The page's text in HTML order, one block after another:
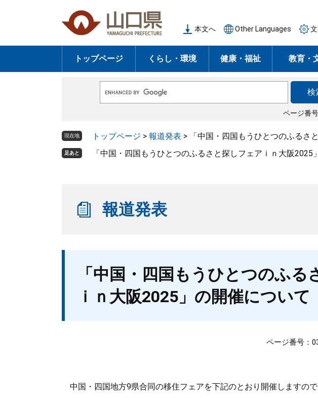
の
頭
ー
飛
本文へ Other Languages
トップページ くらし・環境 健康・福祉 教育・
o
e
ス
ページ番
現在地 トップページ > 報道発表 > 「中国・四国もうひとつのふるさ
足あと 「中国・四国もうひとつのふるさと探しフェアｉｎ大阪2025
報道発表
「中国・四国もうひとつのふる
ｉｎ大阪2025」の開催について
ページ番号：
中国・四国地方9県合同の移住フェアを下記のとおり開催しますので